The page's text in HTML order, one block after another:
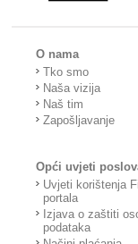
O nama
Tko smo
Naša vizija
Naš tim
Zapošljavanje
Opći uvjeti
Uvjeti korištenja
portala
Izjava o zaštiti
podataka